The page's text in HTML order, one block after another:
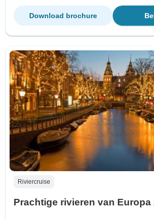
Download brochure
Riviercruise
Prachtige rivieren van Europa